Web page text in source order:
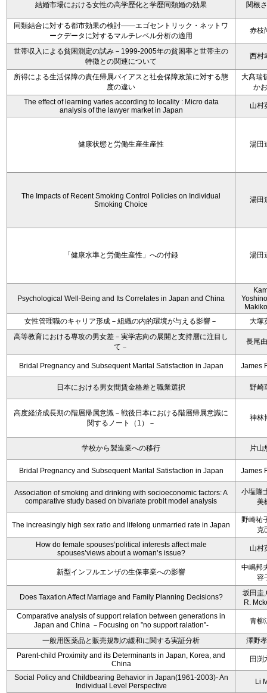
結婚市場における女性の高学歴化と学歴同類婚の効果 関根
同類結合に対する都市効果の検討――エゴセントリック・ネットワ
ークデータに対するマルチレベル分析の適用
赤枝
世帯収入による貧困測定の試み－1999-2005年の貧困率と世帯主の
特徴との関連について
西村
所得による生活保障の責任帰属バイアスと社会保障政策に対する態
度の違い
大髙瑞
か
The effect of learning varies according to locality : Micro data
analysis of the lawyer market in Japan
山村
健康状態と労働生産生産性 湯田
The Impacts of Recent Smoking Control Policies on Individual
Smoking Choice
湯田
「健康水準と労働生産性」への付録 湯田
Psychological Well-Being and Its Correlates in Japan and China
女性管理職のキャリア形成－組織の内的環境が与える影響－
大塚
高等教育における専攻の男女差－実学志向の展開と支持層に注目し
て－
長尾
Bridal Pregnancy and Subsequent Marital Satisfaction in Japan James
日本における男女間賃金格差と職業選択 野崎
高度経済成長期の階層帰属意識－戦後日本における階層帰属意識に
関するノート（1）－
神林
学校から製造業への移行 片山
Bridal Pregnancy and Subsequent Marital Satisfaction in Japan James
Association of smoking and drinking with socioeconomic factors: A
comparative study based on bivariate probit model analysis
小塩隆
美
The increasingly high sex ratio and lifelong unmarried rate in Japan
野崎祐
克
How do female spouses’political interests affect male
spouses’views about a woman’s issue?
山村
新型インフルエンザの生保事業への影響
中嶋邦
容
Does Taxation Affect Marriage and Family Planning Decisions?
坂田圭
R.
Comparative analysis of support relation between generations in
Japan and China －Focusing on ”no support ralation”-
青柳
一般用医薬品と販売規制の緩和に関する実証分析
澤野
Parent-child Proximity and its Determinants in Japan, Korea, and
China
田渕
Social Policy and Childbearing Behavior in Japan(1961-2003)- An
Individual Level Perspective
Li